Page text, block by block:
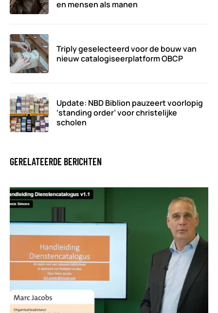
en mensen als manen
Triply geselecteerd voor de bouw van
nieuw catalogiseerplatform OBCP
Update: NBD Biblion pauzeert voorlopig
‘standing order’ voor christelijke
scholen
GERELATEERDE BERICHTEN